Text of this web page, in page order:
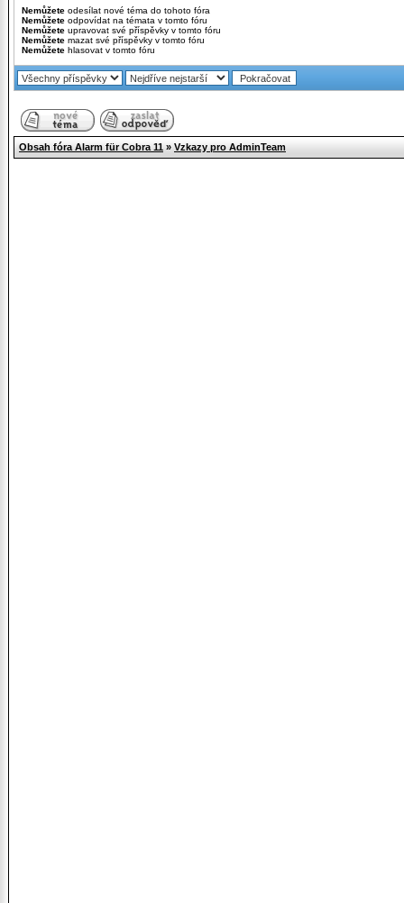
Nemůžete odesílat nové téma do tohoto fóra
Nemůžete odpovídat na témata v tomto fóru
Nemůžete upravovat své příspěvky v tomto fóru
Nemůžete mazat své příspěvky v tomto fóru
Nemůžete hlasovat v tomto fóru
Obsah fóra Alarm für Cobra 11 » Vzkazy pro AdminTeam